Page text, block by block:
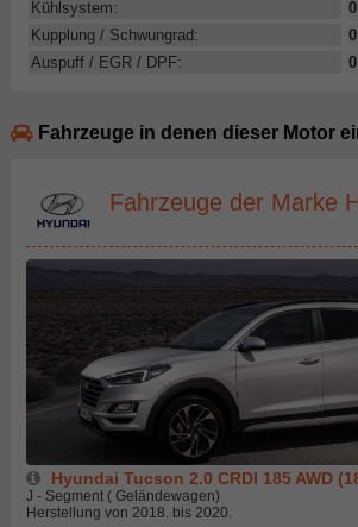
Kühlsystem:
0
Kupplung / Schwungrad:
0
Auspuff / EGR / DPF:
0
Fahrzeuge in denen dieser Motor
Fahrzeuge der Marke
Hyundai Tucson 2.0 CRDI 185 AWD
J - Segment ( Geländewagen)
Herstellung von 2018. bis 2020.